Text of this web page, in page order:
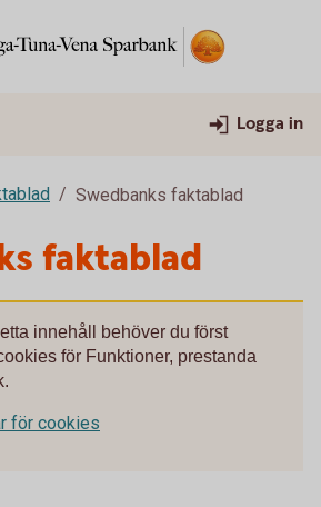
Logga in
Swedbanks faktablad
faktablad
innehåll behöver du först
för Funktioner, prestanda
för cookies